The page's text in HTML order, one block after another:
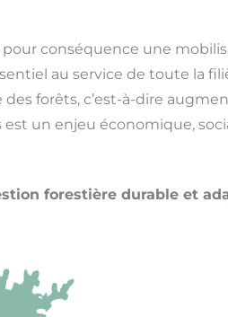
pour conséquence une
au service de toute la
forêts, c’est-à-dire
un enjeu économique,
forestière durable et